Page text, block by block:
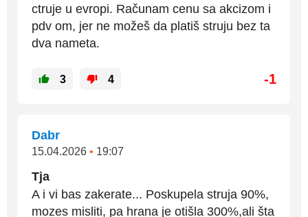
ctruje u evropi. Računam cenu sa akcizom i
pdv om, jer ne možeš da platiš struju bez ta
dva nameta.
3 4 -1
Dabr
15.04.2026 • 19:07
Tja
A i vi bas zakerate... Poskupela struja 90%,
mozes misliti, pa hrana je otišla 300%,ali šta